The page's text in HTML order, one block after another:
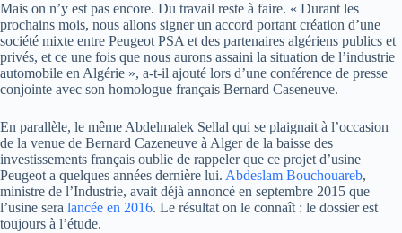
Mais on n’y est pas encore. Du travail reste à faire. « Durant les
prochains mois, nous allons signer un accord portant création d’une
société mixte entre Peugeot PSA et des partenaires algériens publics et
privés, et ce une fois que nous aurons assaini la situation de l’industrie
automobile en Algérie », a-t-il ajouté lors d’une conférence de presse
conjointe avec son homologue français Bernard Caseneuve.
En parallèle, le même Abdelmalek Sellal qui se plaignait à l’occasion
de la venue de Bernard Cazeneuve à Alger de la baisse des
investissements français oublie de rappeler que ce projet d’usine
Peugeot a quelques années dernière lui. Abdeslam Bouchouareb,
ministre de l’Industrie, avait déjà annoncé en septembre 2015 que
l’usine sera lancée en 2016. Le résultat on le connaît : le dossier est
toujours à l’étude.